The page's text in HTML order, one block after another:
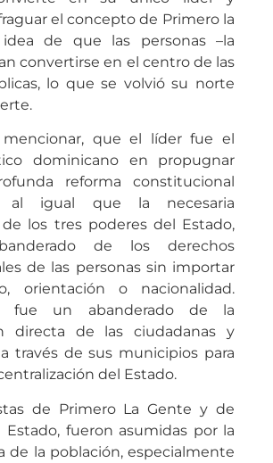
el concepto de Primero la
de que las personas –la
convertirse en el centro de las
lo que se volvió su norte
que el líder fue el
dominicano en propugnar
reforma constitucional
al igual que la necesaria
los tres poderes del Estado,
de los derechos
de las personas sin importar
orientación o nacionalidad.
fue un abanderado de la
directa de las ciudadanas y
través de sus municipios para
del Estado.
de Primero La Gente y de
Estado, fueron asumidas por la
de la población, especialmente